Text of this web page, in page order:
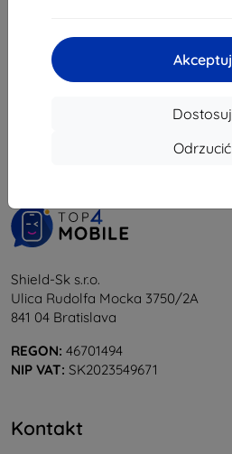
Akceptuj
Dostosuj
Odrzucić
Shield-Sk s.r.o.
Ulica Rudolfa Mocka 3750/2A
841 04 Bratislava
REGON: 46701494
NIP VAT: SK2023549671
Kontakt